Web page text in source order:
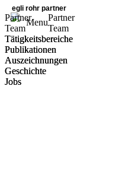
egli rohr partner
Menu
Partner
Team
Tätigkeitsbereiche
Publikationen
Auszeichnungen
Geschichte
Jobs
Partner
Team
Tätigkeitsbereiche
Publikationen
Auszeichnungen
Geschichte
Jobs